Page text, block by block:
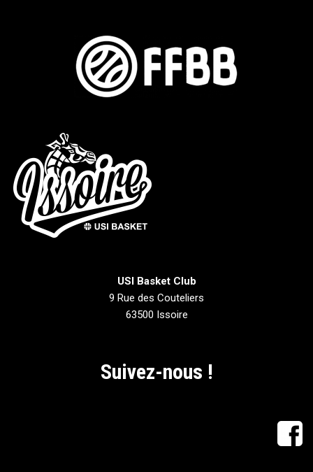
USI Basket Club
9 Rue des Couteliers
63500 Issoire
Suivez-nous !